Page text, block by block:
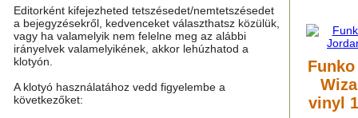
Editorként kifejezheted tetszésedet/nemtetszésedet
a bejegyzésekről, kedvenceket választhatsz közülük,
vagy ha valamelyik nem felelne meg az alábbi
irányelvek valamelyikének, akkor lehúzhatod a
klotyón.
A klotyó használatához vedd figyelembe a
következőket:
vinyl